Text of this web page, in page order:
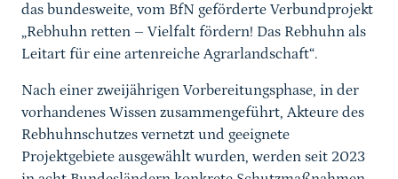
das bundesweite, vom BfN geförderte Verbundprojekt
„Rebhuhn retten – Vielfalt fördern! Das Rebhuhn als
Leitart für eine artenreiche Agrarlandschaft“.
Nach einer zweijährigen Vorbereitungsphase, in der
vorhandenes Wissen zusammengeführt, Akteure des
Rebhuhnschutzes vernetzt und geeignete
Projektgebiete ausgewählt wurden, werden seit 2023